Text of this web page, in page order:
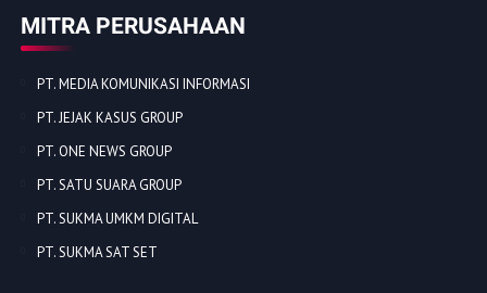
MITRA PERUSAHAAN
PT. MEDIA KOMUNIKASI INFORMASI
PT. JEJAK KASUS GROUP
PT. ONE NEWS GROUP
PT. SATU SUARA GROUP
PT. SUKMA UMKM DIGITAL
PT. SUKMA SAT SET